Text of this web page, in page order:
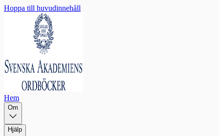
Hoppa till huvudinnehåll
Hem
Om
Hjälp